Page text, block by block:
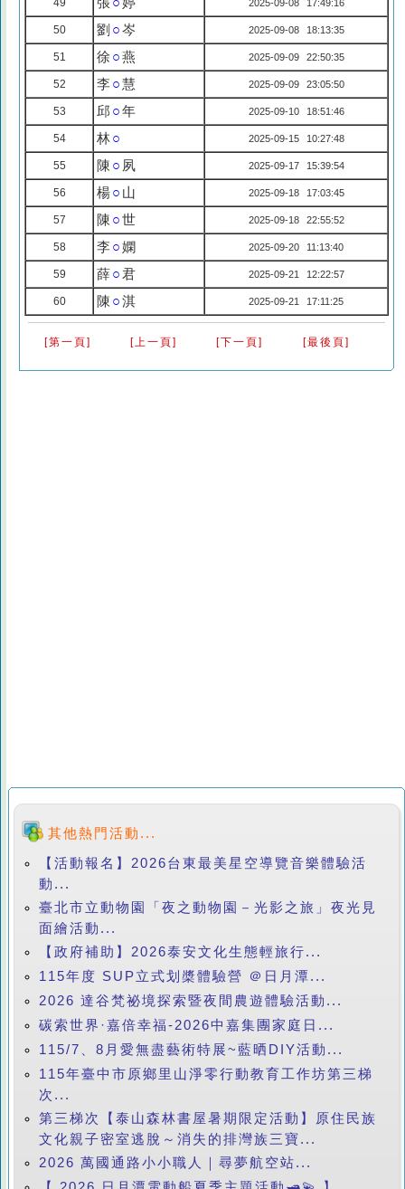
49 2025-09-08 17:49:16
50 劉 ○岑 2025-09-08 18:13:35
51 徐 ○燕 2025-09-09 22:50:35
52 李○慧 2025-09-09 23:05:50
53 邱 ○年 2025-09-10 18:51:46
54 林○ 2025-09-15 10:27:48
55 陳 ○ 夙 2025-09-17 15:39:54
56 楊○ 山 2025-09-18 17:03:45
57 陳 ○世 2025-09-18 22:55:52
58 李○嫻 2025-09-20 11:13:40
59 薛○君 2025-09-21 12:22:57
60 陳 ○淇 2025-09-21 17:11:25
[第一頁] [上一頁] [下一頁] [最後頁]
其他熱門活動...
【活動報名】2026台東最美星空導覽音樂體驗活
動...
臺北市立動物園「夜之動物園－光影之旅」夜光見
面繪活動...
【政府補助】2026泰安文化生態輕旅行...
115年度 SUP立式划槳體驗營 ＠日月潭...
2026 達谷梵祕境探索暨夜間農遊體驗活動...
碳索世界·嘉倍幸福-2026中嘉集團家庭日...
115/7、8月愛無盡藝術特展~藍晒DIY活動...
115年臺中市原鄉里山淨零行動教育工作坊第三梯
次...
第三梯次【泰山森林書屋暑期限定活動】原住民族
文化親子密室逃脫～消失的排灣族三寶...
2026 萬國通路小小職人｜尋夢航空站...